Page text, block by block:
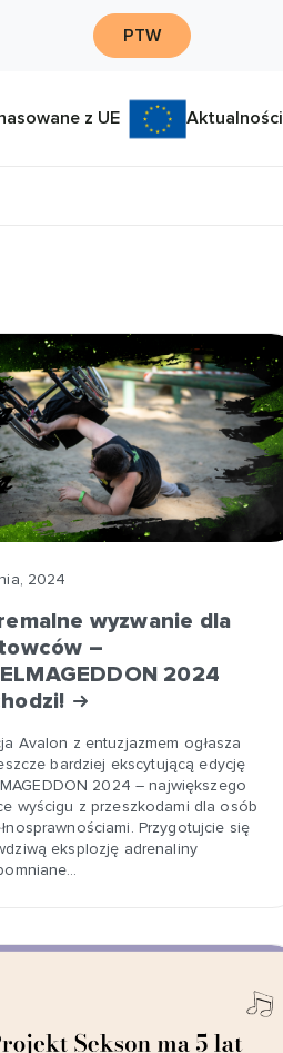
PTW
z UE Aktualności
2024
wyzwanie dla
–
2024
Avalon z entuzjazmem ogłasza
bardziej ekscytującą edycję
2024 – największego
wyścigu z przeszkodami dla osób
Przygotujcie się
eksplozję adrenaliny